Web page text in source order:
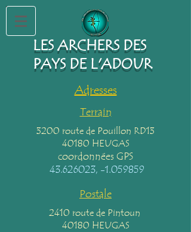
LES ARCHERS DES
PAYS DE L'ADOUR
Adresses
Terrain
3200 route de Pouillon RD13
40180 HEUGAS
coordonnées GPS
43.626023, -1.059859
Postale
2410 route de Pintoun
40180 HEUGAS